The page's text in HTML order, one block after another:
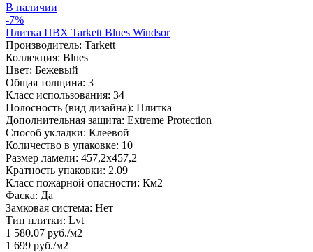
В наличии
-7%
Плитка ПВХ Tarkett Blues Windsor
Производитель: Tarkett
Коллекция: Blues
Цвет: Бежевый
Общая толщина: 3
Класс использования: 34
Полосность (вид дизайна): Плитка
Дополнительная защита: Extreme Protection
Способ укладки: Клеевой
Количество в упаковке: 10
Размер ламели: 457,2х457,2
Кратность упаковки: 2.09
Класс пожарной опасности: Км2
Фаска: Да
Замковая система: Нет
Тип плитки: Lvt
1 580.07 руб./м2
1 699 руб./м2